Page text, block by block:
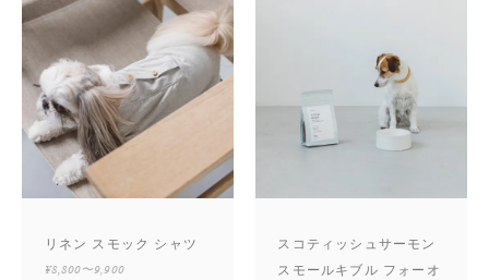
リネン スモック シャツ
¥8,800〜9,900
スコティッシュサーモン
スモールキブル フォーオ